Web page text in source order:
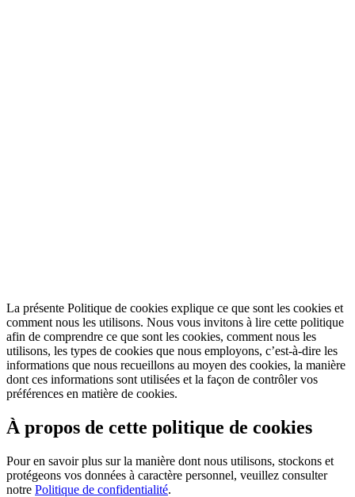
La présente Politique de cookies explique ce que sont les cookies et
comment nous les utilisons. Nous vous invitons à lire cette politique
afin de comprendre ce que sont les cookies, comment nous les
utilisons, les types de cookies que nous employons, c’est-à-dire les
informations que nous recueillons au moyen des cookies, la manière
dont ces informations sont utilisées et la façon de contrôler vos
préférences en matière de cookies.
À propos de cette politique de cookies
Pour en savoir plus sur la manière dont nous utilisons, stockons et
protégeons vos données à caractère personnel, veuillez consulter
notre Politique de confidentialité.